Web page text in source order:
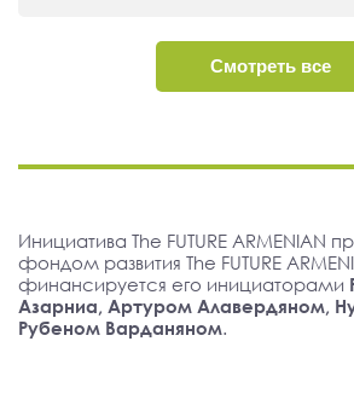
Смотреть все
Инициатива The FUTURE ARMENIAN
фондом развития The FUTURE
финансируется его инициаторами
Азарниа, Артуром Алавердяном,
Рубеном Варданяном.